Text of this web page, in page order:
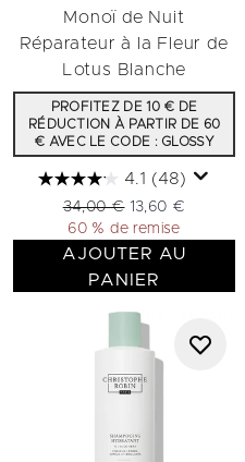
Monoï de Nuit
Réparateur à la Fleur de
Lotus Blanche​
PROFITEZ DE 10 € DE
RÉDUCTION À PARTIR DE 60
€ AVEC LE CODE : GLOSSY
4.1 (48)
Prix de vente :
34,00 € Prix ​​actuel :
13,60 €
60 % de remise
AJOUTER AU
PANIER